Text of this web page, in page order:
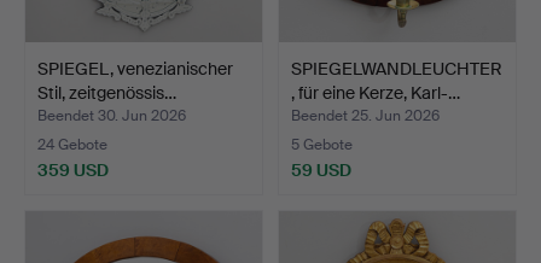
SPIEGEL, venezianischer
Stil, zeitgenössis…
Beendet 30. Jun 2026
24 Gebote
359 USD
SPIEGELWANDLEUCHTER
, für eine Kerze, Karl-…
Beendet 25. Jun 2026
5 Gebote
59 USD